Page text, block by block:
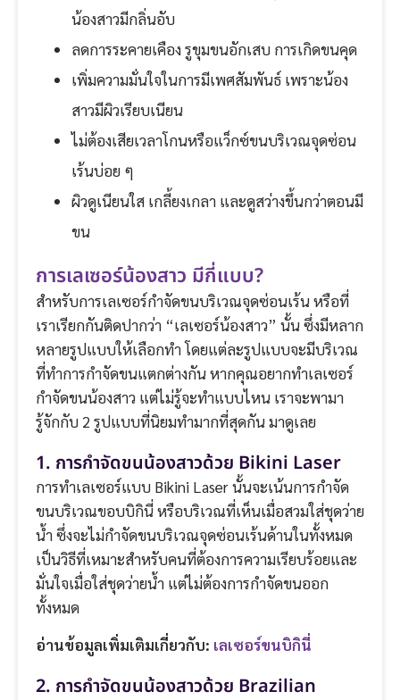
น้องสาวมีกลิ่นอับ
ลดการระคายเคือง รูขุมขนอักเสบ การเกิดขนคุด
เพิ่มความมั่นใจในการมีเพศสัมพันธ์ เพราะน้อง
สาวมีผิวเรียบเนียน
ไม่ต้องเสียเวลาโกนหรือแว็กซ์ขนบริเวณจุดซ่อน
เร้นบ่อย ๆ
ผิวดูเนียนใส เกลี้ยงเกลา และดูสว่างขึ้นกว่าตอนมี
ขน
การเลเซอร์น้องสาว มีกี่แบบ?
สำหรับการเลเซอร์กำจัดขนบริเวณจุดซ่อนเร้น หรือที่
เราเรียกกันติดปากว่า “เลเซอร์น้องสาว” นั้น ซึ่งมีหลาก
หลายรูปแบบให้เลือกทำ โดยแต่ละรูปแบบจะมีบริเวณ
ที่ทำการกำจัดขนแตกต่างกัน หากคุณอยากทำเลเซอร์
กำจัดขนน้องสาว แต่ไม่รู้จะทำแบบไหน เราจะพามา
รู้จักกับ 2 รูปแบบที่นิยมทำมากที่สุดกัน มาดูเลย
1. การกำจัดขนน้องสาวด้วย Bikini Laser
การทำเลเซอร์แบบ Bikini Laser นั้นจะเน้นการกำจัด
ขนบริเวณขอบบิกินี่ หรือบริเวณที่เห็นเมื่อสวมใส่ชุดว่าย
น้ำ ซึ่งจะไม่กำจัดขนบริเวณจุดซ่อนเร้นด้านในทั้งหมด
เป็นวิธีที่เหมาะสำหรับคนที่ต้องการความเรียบร้อยและ
มั่นใจเมื่อใส่ชุดว่ายน้ำ แต่ไม่ต้องการกำจัดขนออก
ทั้งหมด
อ่านข้อมูลเพิ่มเติมเกี่ยวกับ: เลเซอร์ขนบิกินี่
2. การกำจัดขนน้องสาวด้วย Brazilian